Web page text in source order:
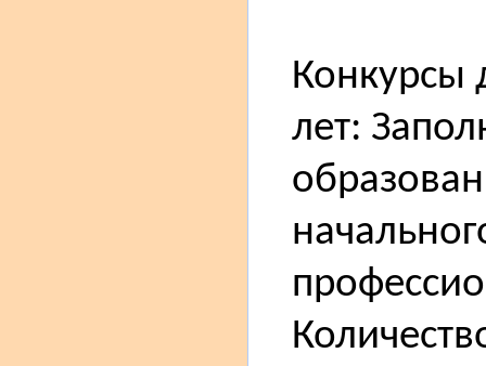
Конкурсы
лет: